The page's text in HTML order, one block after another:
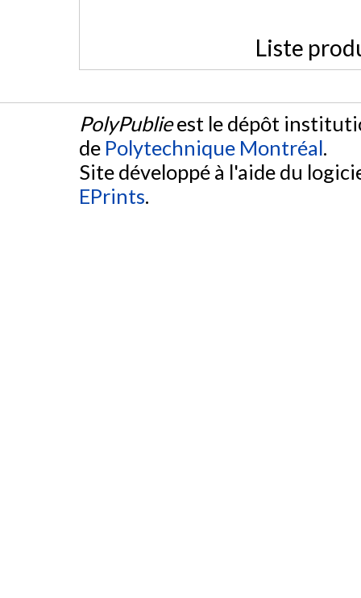
Liste
PolyPublieest le dépôt
de Polytechnique Montréal.
Site développé à l'aide du
EPrints.